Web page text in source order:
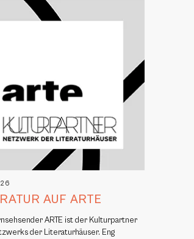
AUF ARTE
ARTE ist der Kulturpartner
der Literaturhäuser. Eng